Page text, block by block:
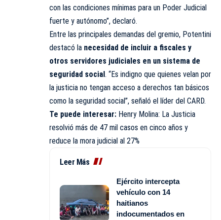
con las condiciones mínimas para un Poder Judicial
fuerte y autónomo”, declaró.
Entre las principales demandas del gremio, Potentini
destacó la necesidad de incluir a fiscales y
otros servidores judiciales en un sistema de
seguridad social . “Es indigno que quienes velan por
la justicia no tengan acceso a derechos tan básicos
como la seguridad social”, señaló el líder del CARD.
Te puede interesar: Henry Molina: La Justicia
resolvió más de 47 mil casos en cinco años y
reduce la mora judicial al 27%
Leer Más
Ejército intercepta
vehículo con 14
haitianos
indocumentados en